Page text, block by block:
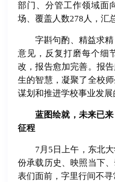
部门、分管工作领域面
场、覆盖人数278人，汇
字斟句酌、精益求
意见，反复打磨每个细
改，报告愈加完善。报
生的智慧，凝聚了全校
谋划和推进学校事业发展
蓝图绘就，未来已
征程
7月5日上午，东北
份承载历史、映照当下
表们面前，字里行间不寻